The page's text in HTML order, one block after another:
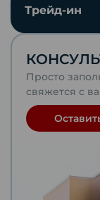
Трейд-ин
Просто
свяжется с